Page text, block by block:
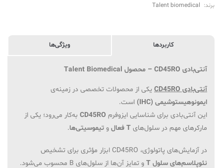
برند: Talent biomedical
کاربردها ویژگی‌ها
آنتی‌بادی CD45RO – محصول Talent Biomedical
آنتی‌بادی CD45RO
یکی از محصولات تخصصی در زمینه‌ی
ایمونوهیستوشیمی (IHC)
است.
این آنتی‌بادی برای شناسایی ایزوفرم CD45RO به‌کار می‌رود؛ یکی از
مارکرهای مهم در سلول‌های T فعال و تیموسیتی‌ها.
در آزمایش‌های پاتولوژی، CD45RO ابزار مؤثری برای تشخیص
نئوپلاسم‌های سلول T
و تمایز آن‌ها از سلول‌های B محسوب می‌شود.